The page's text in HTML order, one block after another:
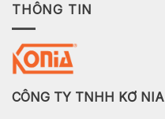
THÔNG TIN
CÔNG TY TNHH KƠ NIA